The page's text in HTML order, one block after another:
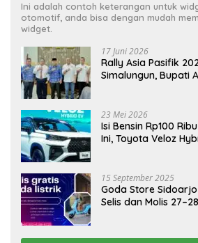
Ini adalah contoh keterangan untuk
otomotif, anda bisa dengan mudah
widget.
17 Juni 2026
Rally Asia Pasifik
Simalungun, Bupati
23 Mei 2026
Isi Bensin Rp100
Ini, Toyota Veloz
15 September 2025
Goda Store
Selis dan Molis